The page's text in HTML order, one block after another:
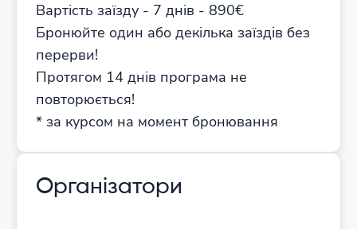
Вартість заїзду - 7 днів - 890€
Бронюйте один або декілька заїздів без
перерви!
Протягом 14 днів програма не
повторюється!
* за курсом на момент бронювання
Організатори